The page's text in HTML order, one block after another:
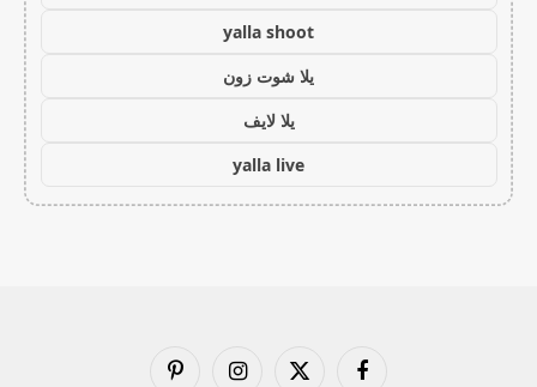
yalla shoot
يلا شوت زون
يلا لايف
yalla live
فيسبوك X الانستغرامبينتيريست